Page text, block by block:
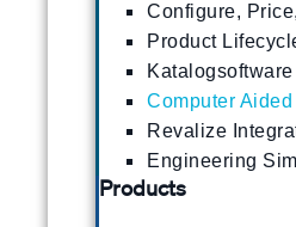
Configure,
Product
Katalogsoftware
Computer
Revalize
Engineering
Products